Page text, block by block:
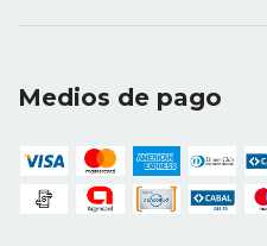
Medios de pago